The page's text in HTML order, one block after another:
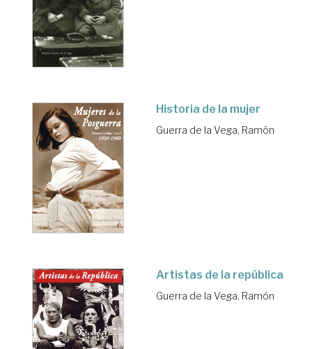
Historia de la mujer
Guerra de la Vega, Ramón
Artistas de la república
Guerra de la Vega, Ramón